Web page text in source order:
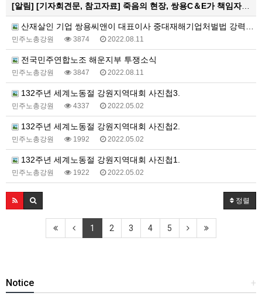
[알림] [기자회견문, 참고자료] 죽음의 현장, 쌍용C＆E가 책임자다! 중대재해기업처벌법으로 처벌하고 특별근로감독 즉…
산재살인 기업 쌍용씨앤이 대표이사 중대재해기업처벌법 강력처벌 촉구 피켓티선전전 진행 중
민주노총강원 3874 2022.08.11
전국민주연합노조 해운지부 투쟁소식
민주노총강원 3847 2022.08.11
132주년 세계노동절 강원지역대회 사진첩3.
민주노총강원 4337 2022.05.02
132주년 세계노동절 강원지역대회 사진첩2.
민주노총강원 1992 2022.05.02
132주년 세계노동절 강원지역대회 사진첩1.
민주노총강원 1922 2022.05.02
정렬
1 2 3 4 5
+
Notice